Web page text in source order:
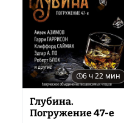
6 ч 22 мин
Глубина.
Погружение 47-е